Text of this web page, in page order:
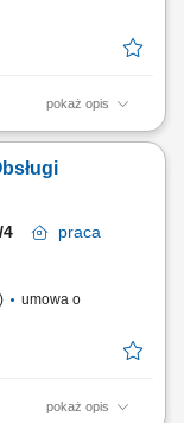
pokaż opis
Budowanie i
informacji
2/4
praca
umowa o
pokaż opis